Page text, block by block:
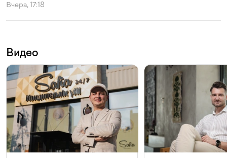
Вчера, 17:18
Видео